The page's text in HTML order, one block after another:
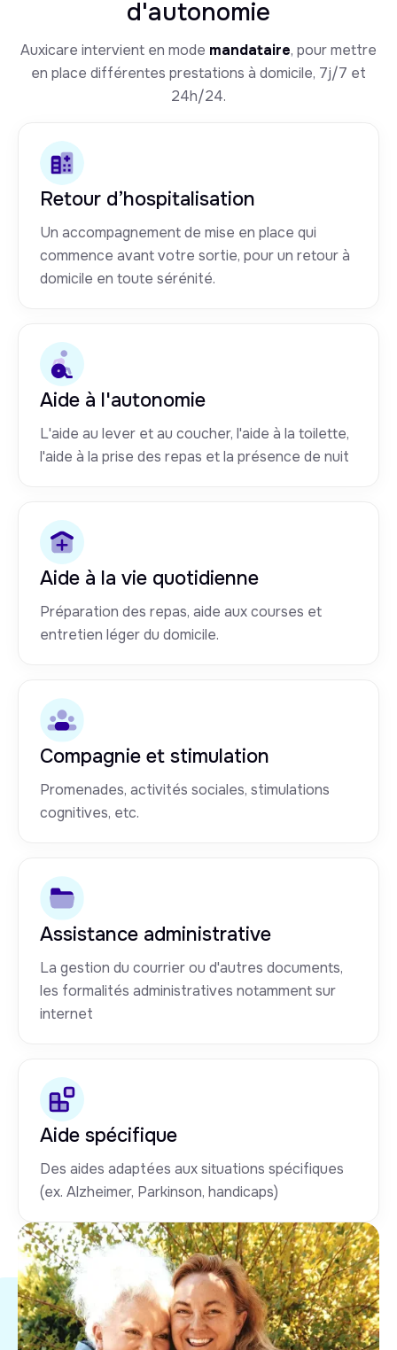
d'autonomie
Auxicare intervient en mode mandataire, pour mettre
en place différentes prestations à domicile, 7j/7 et
24h/24.
Retour d’hospitalisation
Un accompagnement de mise en place qui
commence avant votre sortie, pour un retour à
domicile en toute sérénité.
Aide à l'autonomie
L'aide au lever et au coucher, l'aide à la toilette,
l'aide à la prise des repas et la présence de nuit
Aide à la vie quotidienne
Préparation des repas, aide aux courses et
entretien léger du domicile.
Compagnie et stimulation
Promenades, activités sociales, stimulations
cognitives, etc.
Assistance administrative
La gestion du courrier ou d'autres documents,
les formalités administratives notamment sur
internet
Aide spécifique
Des aides adaptées aux situations spécifiques
(ex. Alzheimer, Parkinson, handicaps)